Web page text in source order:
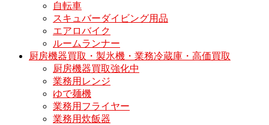
自転車
スキュバーダイビング用品
エアロバイク
ルームランナー
厨房機器買取・製氷機・業務冷蔵庫・高価買取
厨房機器買取強化中
業務用レンジ
ゆで麺機
業務用フライヤー
業務用炊飯器